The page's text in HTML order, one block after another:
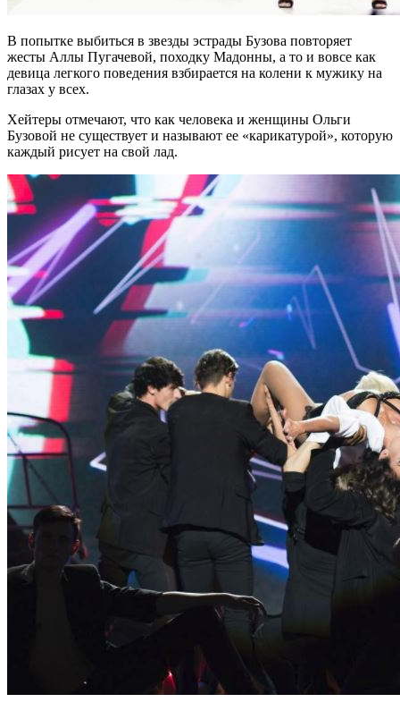
В попытке выбиться в звезды эстрады Бузова повторяет
жесты Аллы Пугачевой, походку Мадонны, а то и вовсе как
девица легкого поведения взбирается на колени к мужику на
глазах у всех.
Хейтеры отмечают, что как человека и женщины Ольги
Бузовой не существует и называют ее «карикатурой», которую
каждый рисует на свой лад.